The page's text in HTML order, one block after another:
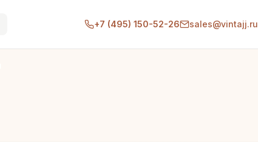
+7 (495) 150-52-26 sales@vintajj.ru